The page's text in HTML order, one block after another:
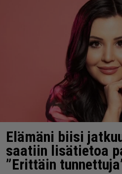
Elämäni biisi
saatiin lisätietoa
”Erittäin